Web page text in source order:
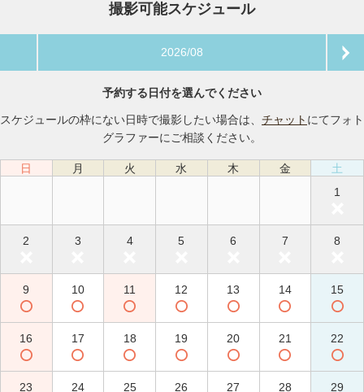
撮影可能スケジュール
2026/08
予約する日付を選んでください
スケジュールの枠にない日時で撮影したい場合は、 チャット にてフォト
グラファーにご相談ください。
日 月 火 水 木 金
土
1
2 3 4 5 6 7 8
9 10 11 12 13 14 15
16 17 18 19 20 21 22
23 24 25 26 27 28 29